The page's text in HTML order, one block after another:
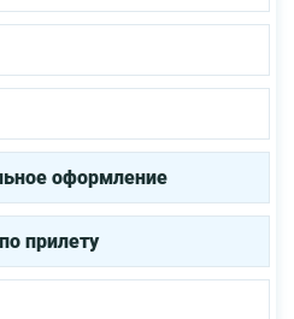
оформление
прилету